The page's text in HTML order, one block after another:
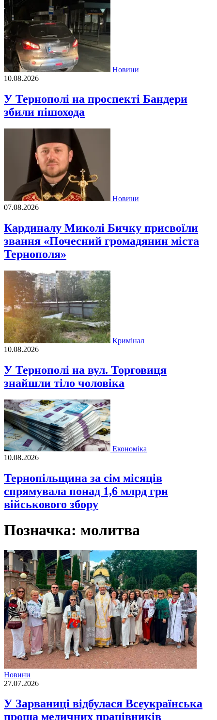
Новини
10.08.2026
У Тернополі на проспекті Бандери
збили пішохода
Новини
07.08.2026
Кардиналу Миколі Бичку присвоїли
звання «Почесний громадянин міста
Тернополя»
Кримінал
10.08.2026
У Тернополі на вул. Торговиця
знайшли тіло чоловіка
Економіка
10.08.2026
Тернопільщина за сім місяців
спрямувала понад 1,6 млрд грн
військового збору
Позначка: молитва
Новини
27.07.2026
У Зарваниці відбулася Всеукраїнська
проща медичних працівників